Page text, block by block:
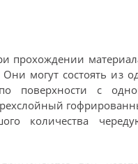
прохождении
могут состоять из
поверхности с
количества